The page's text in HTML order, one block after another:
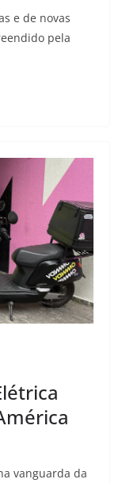
e de novas
pela
vanguarda da